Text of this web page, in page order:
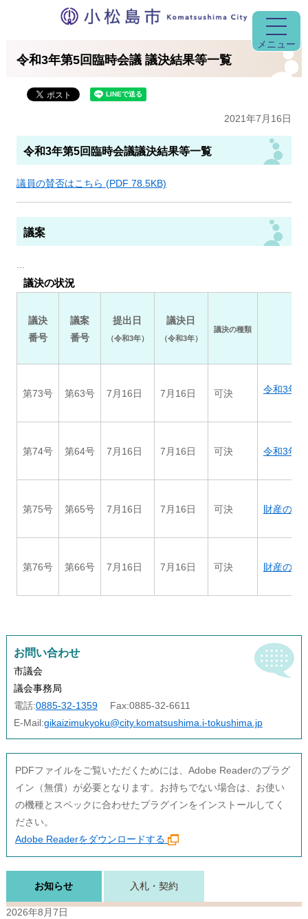
メニュー
令和3年第5回臨時会議 議決結果等一覧
2021年7月16日
令和3年第5回臨時会議議決結果等一覧
議員の賛否はこちら (PDF 78.5KB)
議案
議決の状況
議決
番号
議案
番号
提出日
（令和3年）
議決日
（令和3年）
議決の種類
第73号 第63号 7月16日 7月16日 可決 令和3年
第74号 第64号 7月16日 7月16日 可決 令和3年
第75号 第65号 7月16日 7月16日 可決 財産の取
第76号 第66号 7月16日 7月16日 可決 財産の取
お問い合わせ
市議会
議会事務局
電話:0885-32-1359 Fax:0885-32-6611
E-Mail:gikaizimukyoku@city.komatsushima.i-tokushima.jp
PDFファイルをご覧いただくためには、Adobe Readerのプラグ
イン（無償）が必要となります。お持ちでない場合は、お使い
の機種とスペックに合わせたプラグインをインストールしてく
ださい。
Adobe Readerをダウンロードする
お知らせ 入札・契約
2026年8月7日